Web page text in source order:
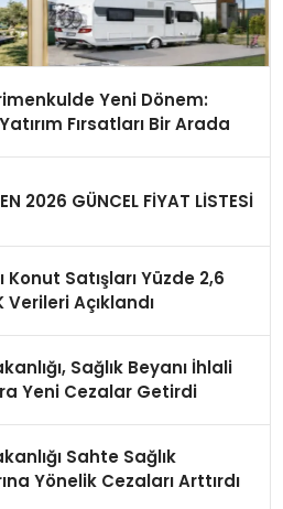
Yeni Dönem:
Fırsatları Bir Arada
2026 GÜNCEL FİYAT LİSTESİ
Konut Satışları Yüzde 2,6
Verileri Açıklandı
Sağlık Beyanı İhlali
Yeni Cezalar Getirdi
Sahte Sağlık
Yönelik Cezaları Arttırdı